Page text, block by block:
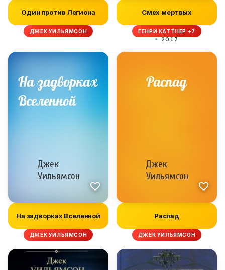
Один против Легиона
ДЖЕК УИЛЬЯМСОН
Смех мертвых
ГЕНРИ КАТТНЕР +7
2017
На задворках Вселенной
ДЖЕК УИЛЬЯМСОН
Распад
ДЖЕК УИЛЬЯМСОН